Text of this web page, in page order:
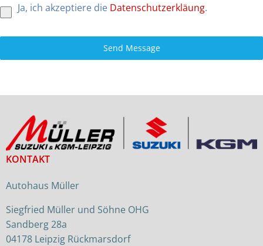
Ja, ich akzeptiere die Datenschutzerkläung.
Send Message
KONTAKT
Autohaus Müller
Siegfried Müller und Söhne OHG
Sandberg 28a
04178 Leipzig Rückmarsdorf